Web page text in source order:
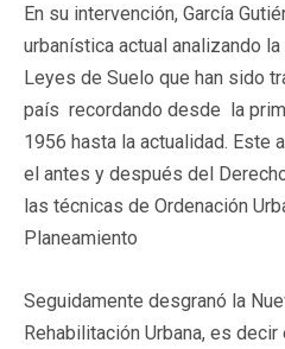
En su intervención, García
urbanística actual analizando
Leyes de Suelo que han sido
país recordando desde la
1956 hasta la actualidad. Este
el antes y después del
las técnicas de Ordenación
Planeamiento
Seguidamente desgranó la
Rehabilitación Urbana, es